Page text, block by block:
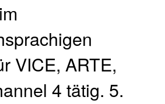
VICE, ARTE,
4 tätig. 5.